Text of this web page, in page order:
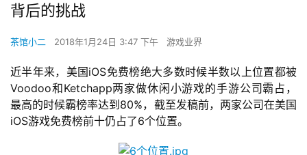
背后的挑战
茶馆小二 2018年1月24日 3:47 下午 游戏业界
近半年来，美国iOS免费榜绝大多数时候半数以上位置都被
Voodoo和Ketchapp两家做休闲小游戏的手游公司霸占，
最高的时候霸榜率达到80%，截至发稿前，两家公司在美国
iOS游戏免费榜前十仍占了6个位置。